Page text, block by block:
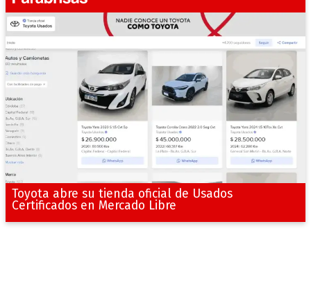
Toyota abre su tienda oficial de Usados
Certificados en Mercado Libre